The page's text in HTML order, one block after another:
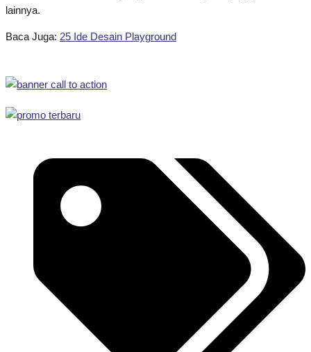
lainnya.
Baca Juga: 25 Ide Desain Playground